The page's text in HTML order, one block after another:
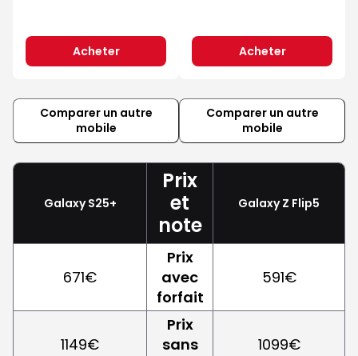
Acheter Acheter
Comparer un autre
mobile
Comparer un autre
mobile
Galaxy S25+
Prix
et
note
Galaxy Z Flip5
671€
Prix
avec
forfait
591€
1149€
Prix
sans
1099€